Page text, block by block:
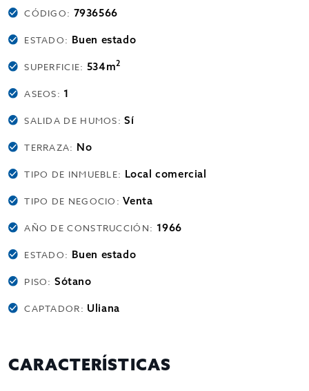
CÓDIGO: 7936566
ESTADO: Buen estado
SUPERFICIE: 534m2
ASEOS: 1
SALIDA DE HUMOS:Sí
TERRAZA: No
TIPO DE INMUEBLE: Local comercial
TIPO DE NEGOCIO:Venta
AÑO DE CONSTRUCCIÓN: 1966
ESTADO: Buen estado
PISO:Sótano
CAPTADOR: Uliana
CARACTERÍSTICAS